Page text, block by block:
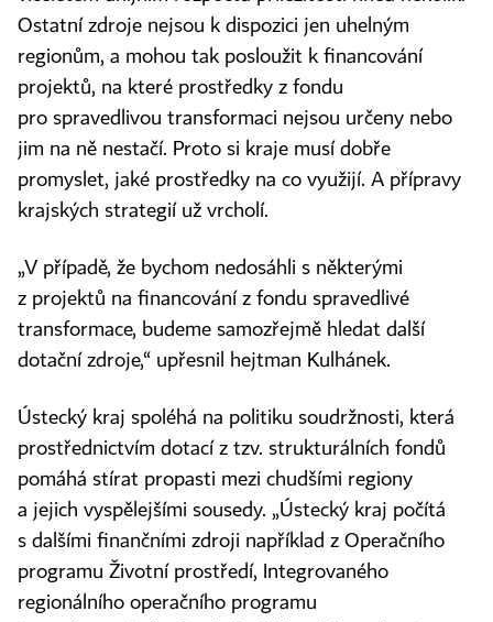
Ostatní zdroje nejsou k dispozici jen uhelným
regionům, a mohou tak posloužit k financování
projektů, na které prostředky z fondu
pro spravedlivou transformaci nejsou určeny nebo
jim na ně nestačí. Proto si kraje musí dobře
promyslet, jaké prostředky na co využijí. A přípravy
krajských strategií už vrcholí.
„V případě, že bychom nedosáhli s některými
z projektů na financování z fondu spravedlivé
transformace, budeme samozřejmě hledat další
dotační zdroje,“ upřesnil hejtman Kulhánek.
Ústecký kraj spoléhá na politiku soudržnosti, která
prostřednictvím dotací z tzv. strukturálních fondů
pomáhá stírat propasti mezi chudšími regiony
a jejich vyspělejšími sousedy. „Ústecký kraj počítá
s dalšími finančními zdroji například z Operačního
programu Životní prostředí, Integrovaného
regionálního operačního programu